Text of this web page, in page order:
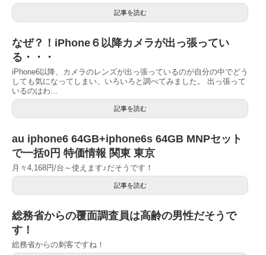
記事を読む
なぜ？！iPhone６以降カメラが出っ張ってい
る・・・
iPhone6以降、カメラのレンズが出っ張っているのが自分の中でどう
しても気になってしまい、いろいろと調べてみました。 出っ張って
いるのはわ...
記事を読む
au iphone6 64GB+iphone6s 64GB MNPセット
で一括0円 特価情報 関東 東京
月々4,168円/台～使えます♪だそうです！
記事を読む
総務省からの覆面調査員は高齢の男性だそうで
す！
総務省からの刺客ですね！